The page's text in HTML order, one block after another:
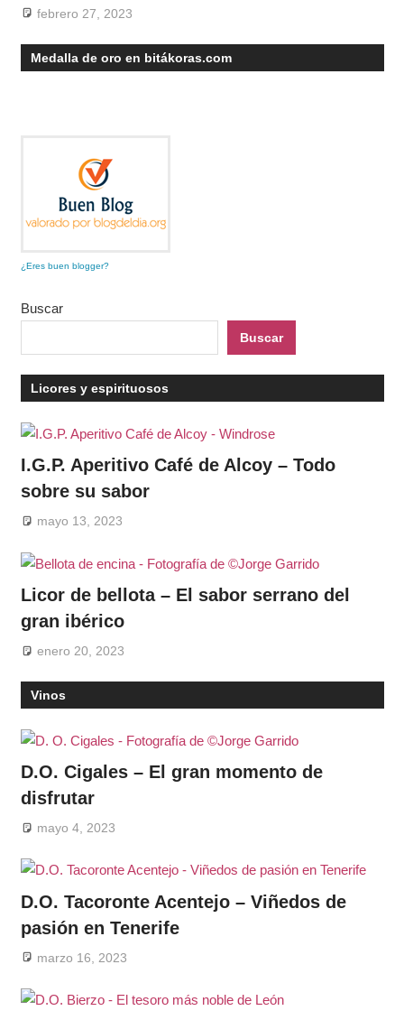
febrero 27, 2023
Medalla de oro en bitákoras.com
¿Eres buen blogger?
Buscar
Buscar
Licores y espirituosos
I.G.P. Aperitivo Café de Alcoy – Todo
sobre su sabor
mayo 13, 2023
Licor de bellota – El sabor serrano del
gran ibérico
enero 20, 2023
Vinos
D.O. Cigales – El gran momento de
disfrutar
mayo 4, 2023
D.O. Tacoronte Acentejo – Viñedos de
pasión en Tenerife
marzo 16, 2023